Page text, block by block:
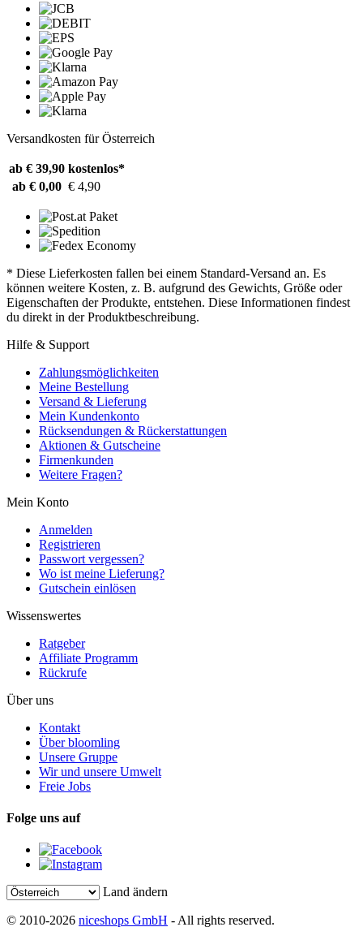
Versandkosten für Österreich
ab € 39,90 kostenlos*
ab € 0,00 € 4,90
* Diese Lieferkosten fallen bei einem Standard-Versand an. Es
können weitere Kosten, z. B. aufgrund des Gewichts, Größe oder
Eigenschaften der Produkte, entstehen. Diese Informationen findest
du direkt in der Produktbeschreibung.
Hilfe & Support
Zahlungsmöglichkeiten
Meine Bestellung
Versand & Lieferung
Mein Kundenkonto
Rücksendungen & Rückerstattungen
Aktionen & Gutscheine
Firmenkunden
Weitere Fragen?
Mein Konto
Anmelden
Registrieren
Passwort vergessen?
Wo ist meine Lieferung?
Gutschein einlösen
Wissenswertes
Ratgeber
Affiliate Programm
Rückrufe
Über uns
Kontakt
Über bloomling
Unsere Gruppe
Wir und unsere Umwelt
Freie Jobs
Folge uns auf
Land ändern
© 2010-2026 niceshops GmbH - All rights reserved.